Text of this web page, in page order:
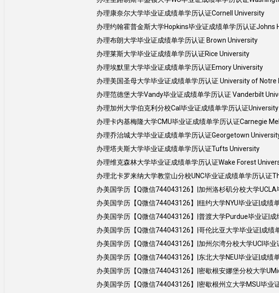
办理康奈尔大学毕业证成绩单学历认证Cornell University
办理约翰霍普金斯大学Hopkins毕业证成绩单学历认证Johns
办理布朗大学毕业证成绩单学历认证 Brown University
办理莱斯大学毕业证成绩单学历认证Rice University
办理埃默里大学毕业证成绩单学历认证Emory University
办理美国圣母大学毕业证成绩单学历认证 University of Notre
办理范德堡大学Vandy毕业证成绩单学历认证 Vanderbilt
办理加州大学伯克利分校Cal毕业证成绩单学历认证
办理卡内基梅隆大学CMU毕业证成绩单学历认证Carnegie
办理乔治城大学毕业证成绩单学历认证Georgetown
办理塔夫斯大学毕业证成绩单学历认证Tufts University
办理维克森林大学毕业证成绩单学历认证Wake Forest
办理北卡罗来纳大学教堂山分校UNC毕业证成绩单学历认证
办美国学历【Q微信744043126】|加州洛杉矶分校大学
办美国学历【Q微信744043126】|纽约大学NYU毕业证|成绩
办美国学历【Q微信744043126】|普渡大学Purdue毕业证|
办美国学历【Q微信744043126】|哥伦比亚大学毕业证|成绩
办美国学历【Q微信744043126】|加州尔湾分校大学UCI毕
办美国学历【Q微信744043126】|东北大学NEU毕业证|成绩
办美国学历【Q微信744043126】|密歇根安娜堡分校大学
办美国学历【Q微信744043126】|密歇根州立大学MSU毕